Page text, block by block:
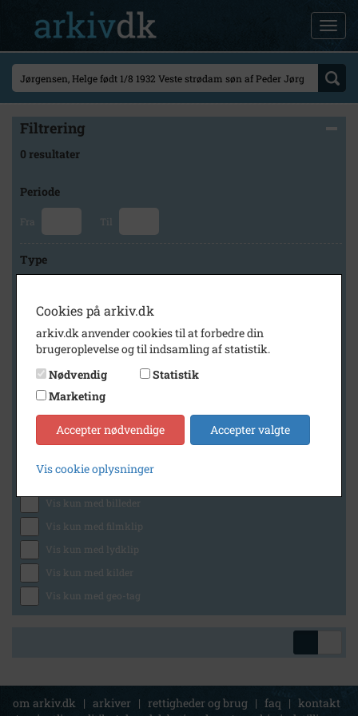
Filtrering
0 resultater
Periode
Fra Til
Type
Arkiv
Lokalarkivet Alsønderup -Tjæreby
Generelt
Vis kun med billeder
Vis kun med filmklip
Vis kun med lydklip
Vis kun med kilder
Vis kun med geo-tag
om arkiv.dk | arkiver | rettigheder og brug | faq | kontakt
Cookies på arkiv.dk
arkiv.dk anvender cookies til at forbedre din
brugeroplevelse og til indsamling af statistik.
Nødvendig
Statistik
Marketing
Accepter nødvendige Accepter valgte
Vis cookie oplysninger